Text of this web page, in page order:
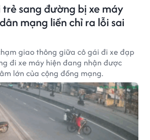
sang đường bị xe máy
mạng liền chỉ ra lỗi sai
giao thông giữa cô gái đi xe đạp
đi xe máy hiện đang nhận được
lớn của cộng đồng mạng.